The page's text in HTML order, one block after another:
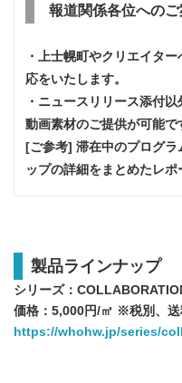
報道関係各位へのご
・上士幌町やクリエイタ
応をいたします。
・ニュースリリース添付
動画素材のご提供が可能で
[ご参考] 滞在中のプログラ
ップの詳細をまとめたレポ
製品ラインナップ
シリーズ：
価格： 5,000 円/㎡ ※税別、送
https://whohw.jp/series/